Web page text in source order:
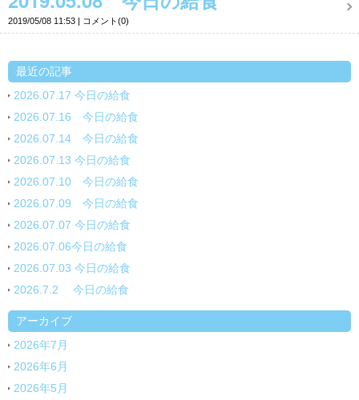
2019/05/08 11:53 コメント(0)
最近の記事
2026.07.17 今日の給食
2026.07.16 今日の給食
2026.07.14 今日の給食
2026.07.13 今日の給食
2026.07.10 今日の給食
2026.07.09 今日の給食
2026.07.07 今日の給食
2026.07.06今日の給食
2026.07.03 今日の給食
2026.7.2 今日の給食
アーカイブ
2026年7月
2026年6月
2026年5月